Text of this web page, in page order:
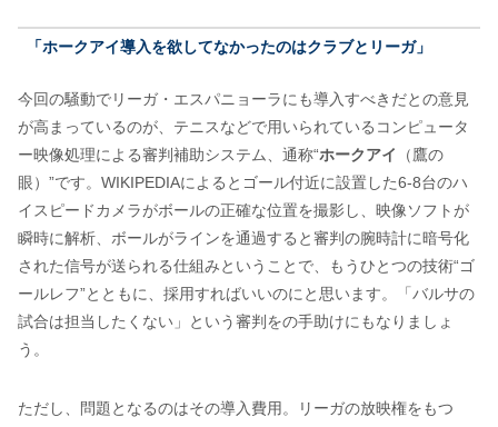
「ホークアイ導入を欲してなかったのはクラブとリーガ」
今回の騒動でリーガ・エスパニョーラにも導入すべきだとの意見
が高まっているのが、テニスなどで用いられているコンピュータ
ー映像処理による審判補助システム、通称“ホークアイ
（鷹の
眼）”です。WIKIPEDIAによるとゴール付近に設置した6-8台のハ
イスピードカメラがボールの正確な位置を撮影し、映像ソフトが
瞬時に解析、ボールがラインを通過すると審判の腕時計に暗号化
された信号が送られる仕組みということで、もうひとつの技術“ゴ
ールレフ”とともに、採用すればいいのにと思います。「バルサの
試合は担当したくない」という審判をの手助けにもなりましょ
う。
ただし、問題となるのはその導入費用。リーガの放映権をもつ